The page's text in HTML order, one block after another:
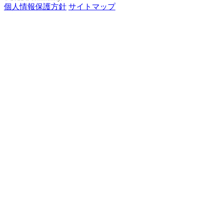
個人情報保護方針 サイトマップ